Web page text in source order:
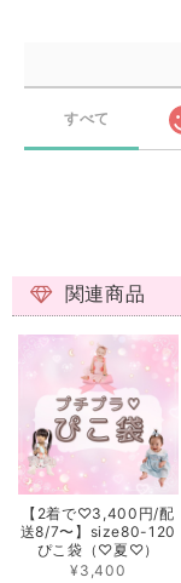
すべて
関連商品
【2着で♡3,400円/配
送8/7〜】size80-120
ぴこ袋（♡夏♡）
¥3,400